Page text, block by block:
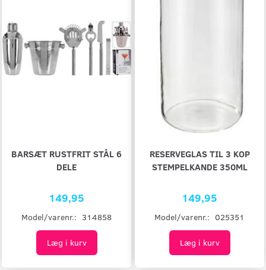
BARSÆT RUSTFRIT STÅL 6
DELE
149,95
Model/varenr.: 314858
Læg i kurv
RESERVEGLAS TIL 3 KOP
STEMPELKANDE 350ML
149,95
Model/varenr.: 025351
Læg i kurv